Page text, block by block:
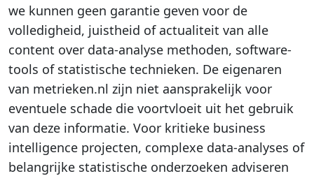
we kunnen geen garantie geven voor de
volledigheid, juistheid of actualiteit van alle
content over data-analyse methoden, software-
tools of statistische technieken. De eigenaren
van metrieken.nl zijn niet aansprakelijk voor
eventuele schade die voortvloeit uit het gebruik
van deze informatie. Voor kritieke business
intelligence projecten, complexe data-analyses of
belangrijke statistische onderzoeken adviseren